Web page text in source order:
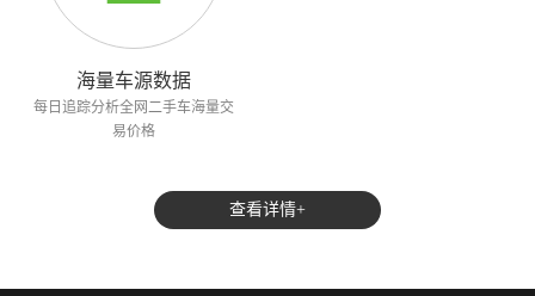
海量车源数据
每日追踪分析全网二手车海量交
易价格
查看详情+